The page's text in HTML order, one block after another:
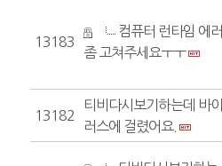
13183
컴퓨터 런타임 에러
좀 고쳐주세요ㅜㅜ
13182
티비다시보기하는데 바이
러스에 걸렸어요.